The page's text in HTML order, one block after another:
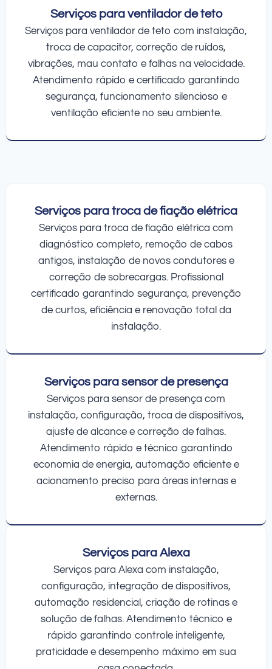
Serviços para ventilador de teto
Serviços para ventilador de teto com instalação,
troca de capacitor, correção de ruídos,
vibrações, mau contato e falhas na velocidade.
Atendimento rápido e certificado garantindo
segurança, funcionamento silencioso e
ventilação eficiente no seu ambiente.
Serviços para troca de fiação elétrica
Serviços para troca de fiação elétrica com
diagnóstico completo, remoção de cabos
antigos, instalação de novos condutores e
correção de sobrecargas. Profissional
certificado garantindo segurança, prevenção
de curtos, eficiência e renovação total da
instalação.
Serviços para sensor de presença
Serviços para sensor de presença com
instalação, configuração, troca de dispositivos,
ajuste de alcance e correção de falhas.
Atendimento rápido e técnico garantindo
economia de energia, automação eficiente e
acionamento preciso para áreas internas e
externas.
Serviços para Alexa
Serviços para Alexa com instalação,
configuração, integração de dispositivos,
automação residencial, criação de rotinas e
solução de falhas. Atendimento técnico e
rápido garantindo controle inteligente,
praticidade e desempenho máximo em sua